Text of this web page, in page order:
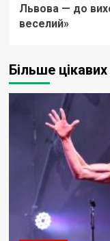
Львова — до
веселий»
Більше